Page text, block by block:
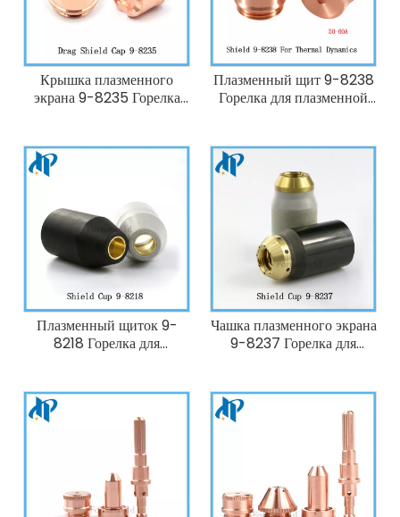
Крышка плазменного
экрана 9-8235 Горелка
50A-60A SL60/SL100
Плазменный щит 9-8238
Горелка для плазменной
SL60/SL100
Плазменный щиток 9-
8218 Горелка для
120A SL60/SL100
Чашка плазменного экрана
9-8237 Горелка для
120A SL60/SL100